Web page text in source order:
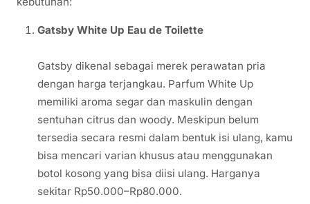
Gatsby White Up Eau de Toilette
Gatsby dikenal sebagai merek perawatan pria
dengan harga terjangkau. Parfum White Up
memiliki aroma segar dan maskulin dengan
sentuhan citrus dan woody. Meskipun belum
tersedia secara resmi dalam bentuk isi ulang, kamu
bisa mencari varian khusus atau menggunakan
botol kosong yang bisa diisi ulang. Harganya
sekitar Rp50.000–Rp80.000.